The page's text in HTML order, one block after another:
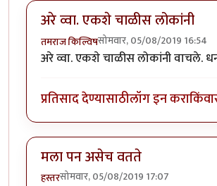
अरे व्वा. एकशे चाळीस लोकांनी
तमराज किल्विषसोमवार, 05/08/2019 16:54
अरे व्वा. एकशे चाळीस लोकांनी वाचले.
प्रतिसाद देण्यासाठीलॉग इन कराकिंवा
मला पन असेच वतते
हस्तरसोमवार, 05/08/2019 17:07